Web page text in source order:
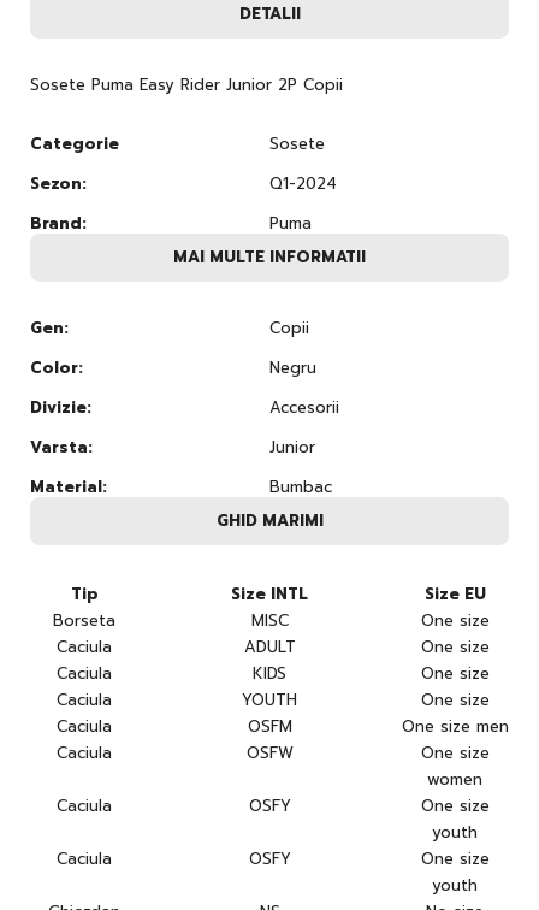
DETALII
Sosete Puma Easy Rider Junior 2P Copii
Categorie
Sosete
Sezon:
Q1-2024
Brand:
Puma
MAI MULTE INFORMATII
Gen:
Copii
Color:
Negru
Divizie:
Accesorii
Varsta:
Junior
Material:
Bumbac
GHID MARIMI
Tip Size INTL
Size EU
Borseta
MISC
One size
Caciula
ADULT
One size
Caciula
KIDS
One size
Caciula
YOUTH
One size
Caciula
OSFM
One size men
Caciula
OSFW
One size
women
Caciula
OSFY
One size
youth
Caciula
OSFY
One size
youth